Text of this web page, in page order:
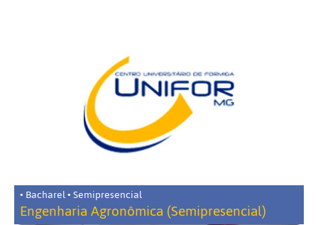
• Bacharel • Semipresencial
Engenharia Agronômica (Semipresencial)